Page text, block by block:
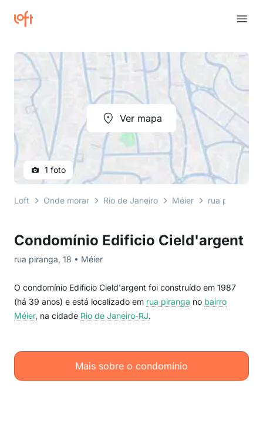
Condomínio Edificio Cield'argent
rua piranga, 18 • Méier
O condomínio Edificio Cield'argent foi construído em 1987
(há 39 anos) e está localizado em rua piranga no bairro
Méier, na cidade Rio de Janeiro-RJ.
Mais sobre o condomínio
Ver mapa
1 foto
Loft Onde morar Rio de Janeiro Méier rua piranga